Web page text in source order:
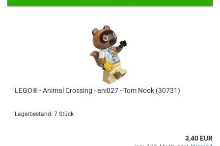
LEGO® - Animal Crossing - ani027 - Tom Nook (30731)
Lagerbestand: 7 Stück
3,40 EUR